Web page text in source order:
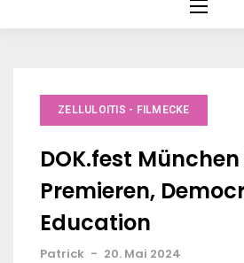
ZELLULOITIS - FILMECKE
DOK.fest
Premieren,
Education
Patrick - 20. Mai 2024